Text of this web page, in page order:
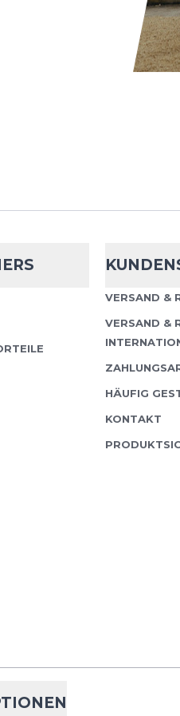
Nutzungsbedingungenvon
VERSAND &
VERSAND &
HÄUFIG
KONTAKT